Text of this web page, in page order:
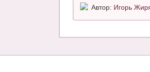
Автор: Игорь